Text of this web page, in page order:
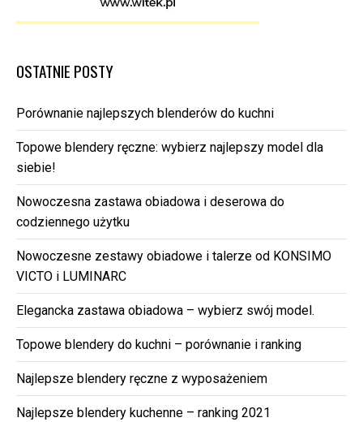
OSTATNIE POSTY
Porównanie najlepszych blenderów do kuchni
Topowe blendery ręczne: wybierz najlepszy model dla
siebie!
Nowoczesna zastawa obiadowa i deserowa do
codziennego użytku
Nowoczesne zestawy obiadowe i talerze od KONSIMO
VICTO i LUMINARC
Elegancka zastawa obiadowa – wybierz swój model.
Topowe blendery do kuchni – porównanie i ranking
Najlepsze blendery ręczne z wyposażeniem
Najlepsze blendery kuchenne – ranking 2021